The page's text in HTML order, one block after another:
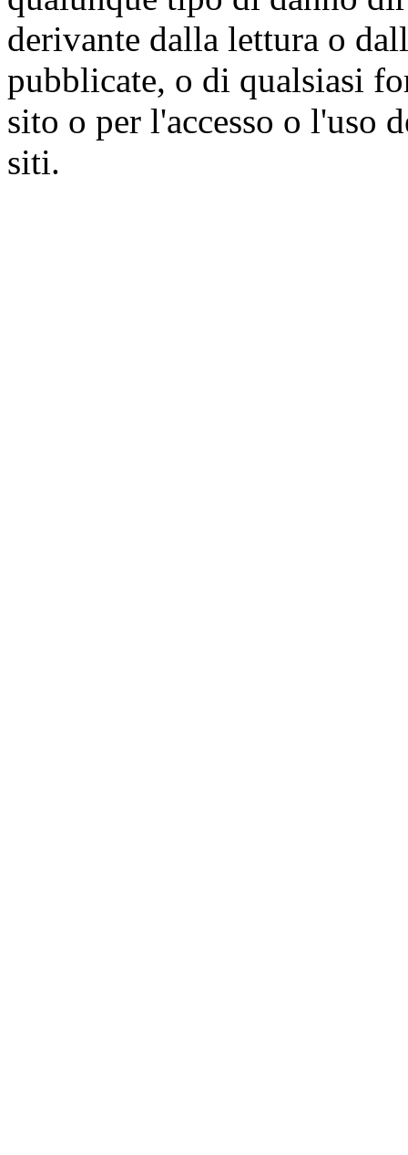
derivante dalla lettura o
pubblicate, o di qualsiasi
sito o per l'accesso o l'uso
siti.